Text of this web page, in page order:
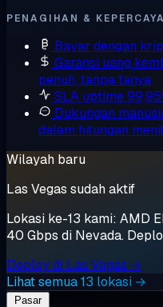
PENAGIHAN &
Bayar dengan
Garansi uang
penuh, tanpa tanya
SLA uptime
Dukungan
dalam hitungan
Wilayah baru
Las Vegas sudah aktif
Lokasi ke-13 kami: AMD
40 Gbps di Nevada.
Deploy di Las Vegas →
Lihat semua 13 lokasi →
Pasar